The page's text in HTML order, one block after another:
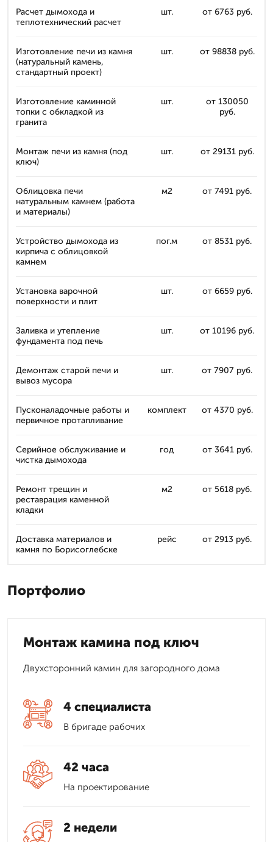
Расчет дымохода и
теплотехнический расчет
шт. от 6763 руб.
Изготовление печи из камня
(натуральный камень,
стандартный проект)
шт. от 98838 руб.
Изготовление каминной
топки с обкладкой из
гранита
шт.
от 130050
руб.
Монтаж печи из камня (под
ключ)
шт. от 29131 руб.
Облицовка печи
натуральным камнем (работа
и материалы)
м2 от 7491 руб.
Устройство дымохода из
кирпича с облицовкой
камнем
пог.м от 8531 руб.
Установка варочной
поверхности и плит
шт. от 6659 руб.
Заливка и утепление
фундамента под печь
шт. от 10196 руб.
Демонтаж старой печи и
вывоз мусора
шт. от 7907 руб.
Пусконаладочные работы и
первичное протапливание
комплект от 4370 руб.
Серийное обслуживание и
чистка дымохода
год от 3641 руб.
Ремонт трещин и
реставрация каменной
кладки
м2 от 5618 руб.
Доставка материалов и
камня по Борисоглебске
рейс от 2913 руб.
Портфолио
Монтаж камина под ключ
Двухсторонний камин для загородного дома
4 специалиста
В бригаде рабочих
42 часа
На проектирование
2 недели